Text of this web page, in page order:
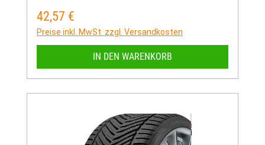
Regulärer Preis:
42,57 €
Preise inkl. MwSt. zzgl. Versandkosten
IN DEN WARENKORB